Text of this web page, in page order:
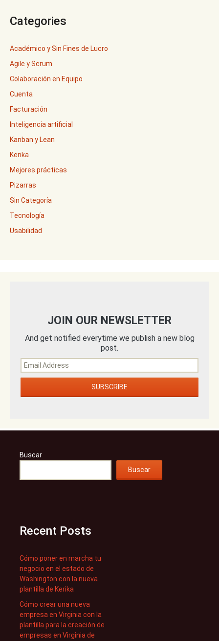
Categories
Académico y Sin Fines de Lucro
Agile y Scrum
Colaboración en Equipo
Cuenta
Facturación
Inteligencia artificial
Kanban y Lean
Kerika
Mejores prácticas
Pizarras
Sin Categoría
Tecnología
Usabilidad
JOIN OUR NEWSLETTER
And get notified everytime we publish a new blog
post.
Buscar
Buscar
Recent Posts
Cómo poner en marcha tu
negocio en el estado de
Washington con la nueva
plantilla de Kerika
Cómo crear una nueva
empresa en Virginia con la
plantilla para la creación de
empresas en Virginia de